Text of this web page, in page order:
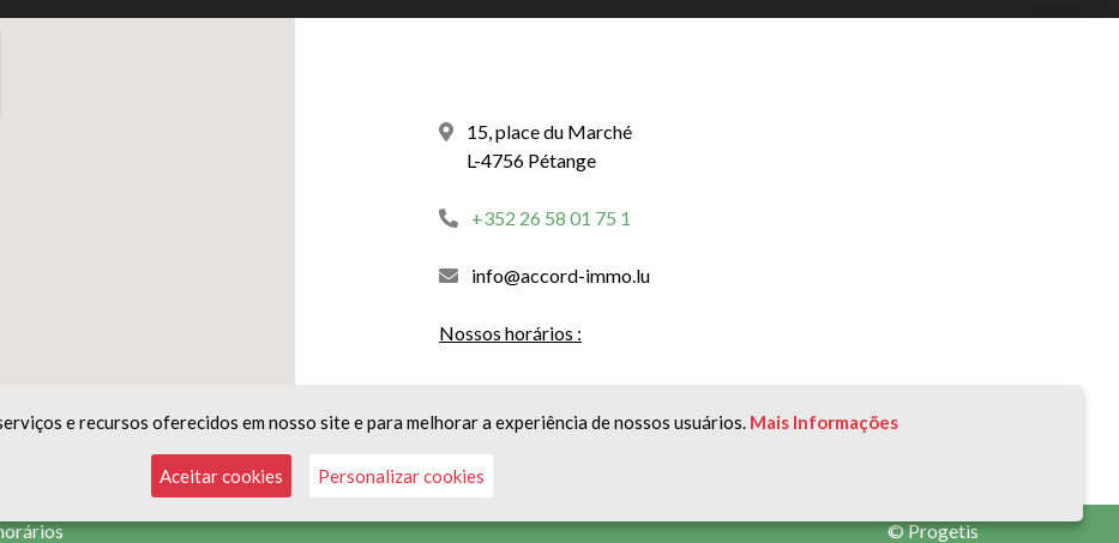
15, place du Marché
L-4756 Pétange
+352 26 58 01 75 1
info@accord-immo.lu
Nossos horários :
©Progetis
e recursos oferecidos em nosso site e para melhorar a experiência de nossos usuários. Mais Informações
Aceitar cookies Personalizar cookies